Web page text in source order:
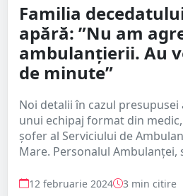
Familia
apără: ”Nu am
ambulanțierii. Au
de minute”
Noi detalii în cazul
unui echipaj format din
șofer al Serviciului de
Mare. Personalul Ambulanței,
12 februarie 2024 3 min citire